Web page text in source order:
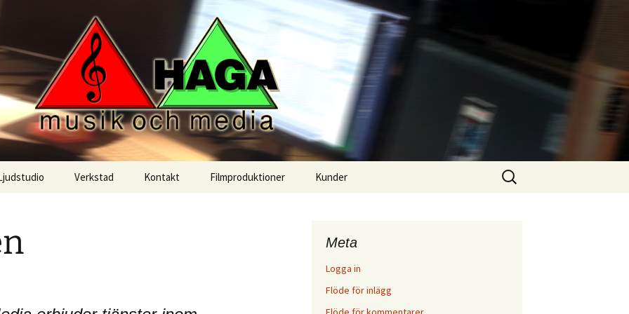
och Media
Verkstad Kontakt Filmproduktioner Kunder
Sök
efter:
Meta
Logga in
Flöde för inlägg